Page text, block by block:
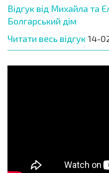
Відгук від Михайла та
Болгарський дім
Читати весь відгук 14-